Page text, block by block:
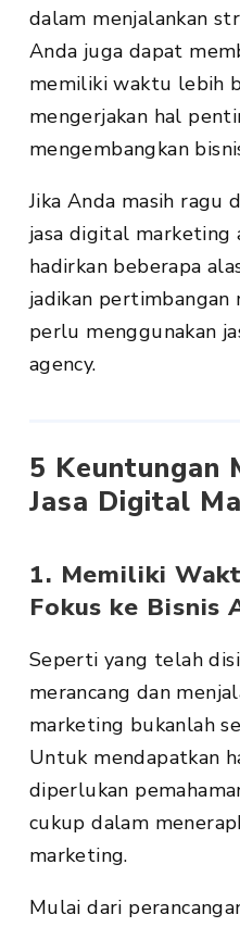
dalam menjalankan
Anda juga dapat
memiliki waktu lebih
mengerjakan hal
mengembangkan
Jika Anda masih ragu
jasa digital marketing
hadirkan beberapa
jadikan pertimbangan
perlu menggunakan
agency.
5 Keuntungan
Jasa Digital
1. Memiliki
Fokus ke Bisnis
Seperti yang telah
merancang dan
marketing bukanlah
Untuk mendapatkan
diperlukan
cukup dalam
marketing.
Mulai dari